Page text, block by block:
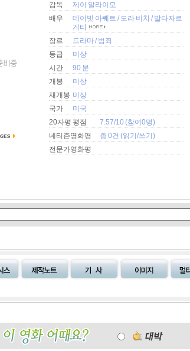
감독
제이 알라이모
배우
데이빗 아퀘트 /도라 버치 /발타자르
게티
장르
드라마/범죄
등급
미상
시간
90 분
개봉
미상
재개봉 미상
국가
미국
20자평 평점
7.57/10 (참여0명)
네티즌영화평
총 0건 (읽기 /쓰기 )
전문가영화평